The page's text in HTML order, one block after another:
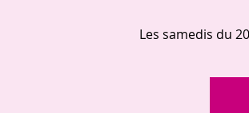
Les samedis du